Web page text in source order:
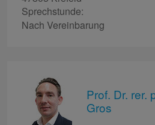
Sprechstunde:
Nach Vereinbarung
Prof. Dr. rer.
Gros